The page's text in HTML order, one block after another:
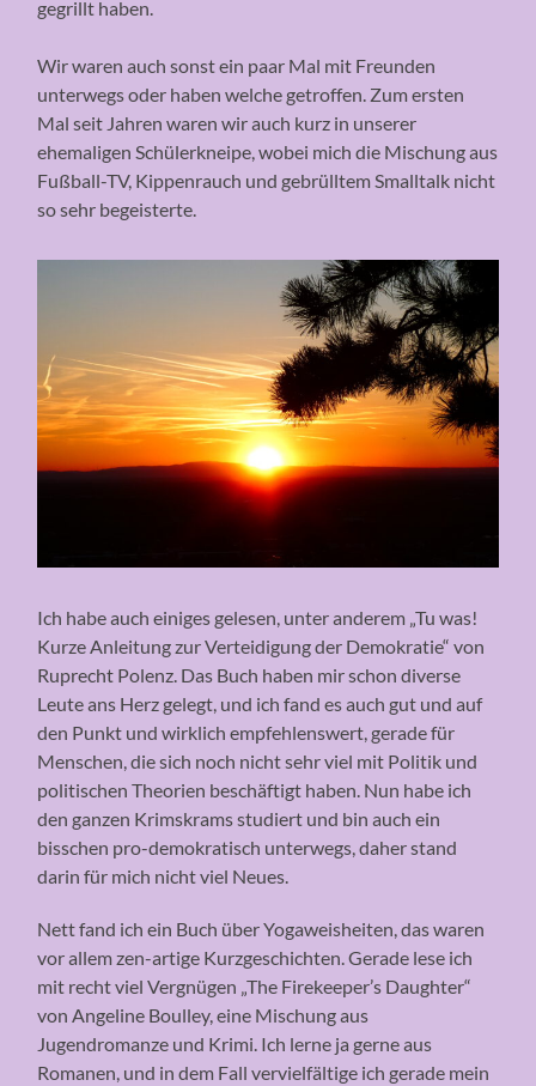
gegrillt haben.
Wir waren auch sonst ein paar Mal mit Freunden
unterwegs oder haben welche getroffen. Zum ersten
Mal seit Jahren waren wir auch kurz in unserer
ehemaligen Schülerkneipe, wobei mich die Mischung aus
Fußball-TV, Kippenrauch und gebrülltem Smalltalk nicht
so sehr begeisterte.
Ich habe auch einiges gelesen, unter anderem „Tu was!
Kurze Anleitung zur Verteidigung der Demokratie“ von
Ruprecht Polenz. Das Buch haben mir schon diverse
Leute ans Herz gelegt, und ich fand es auch gut und auf
den Punkt und wirklich empfehlenswert, gerade für
Menschen, die sich noch nicht sehr viel mit Politik und
politischen Theorien beschäftigt haben. Nun habe ich
den ganzen Krimskrams studiert und bin auch ein
bisschen pro-demokratisch unterwegs, daher stand
darin für mich nicht viel Neues.
Nett fand ich ein Buch über Yogaweisheiten, das waren
vor allem zen-artige Kurzgeschichten. Gerade lese ich
mit recht viel Vergnügen „The Firekeeper’s Daughter“
von Angeline Boulley, eine Mischung aus
Jugendromanze und Krimi. Ich lerne ja gerne aus
Romanen, und in dem Fall vervielfältige ich gerade mein